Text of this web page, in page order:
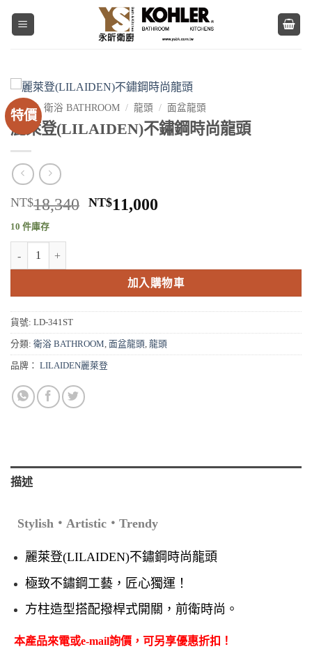
特價
首頁 / 衛浴 BATHROOM / 龍頭 / 面盆龍頭
麗萊登(LILAIDEN)不鏽鋼時尚龍頭
NT$18,340 原
NT$18,340。
NT$11,000
NT$11,000。
10 件庫存
加入購物車
貨號: LD-341ST
分類: 衛浴 BATHROOM, 面盆龍頭, 龍頭
品牌： LILAIDEN麗萊登
描述
Stylish‧Artistic‧Trendy
麗萊登(LILAIDEN)不鏽鋼時尚龍頭
極致不鏽鋼工藝，匠心獨運！
方柱造型搭配撥桿式開關，前衛時尚。
本產品來電或e-mail詢價，可另享優惠折扣！